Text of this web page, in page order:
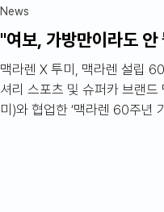
"여보, 가방만이라도 안
맥라렌 X 투미, 맥라렌 설립
셔리 스포츠 및 슈퍼카 브랜
미)와 협업한 ‘맥라렌 60주년
News